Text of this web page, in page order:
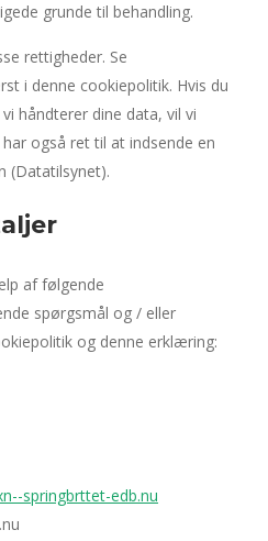
grunde til behandling.
rettigheder. Se
i denne cookiepolitik. Hvis du
håndterer dine data, vil vi
også ret til at indsende en
(Datatilsynet).
af følgende
spørgsmål og / eller
og denne erklæring:
springbrttet-edb.nu